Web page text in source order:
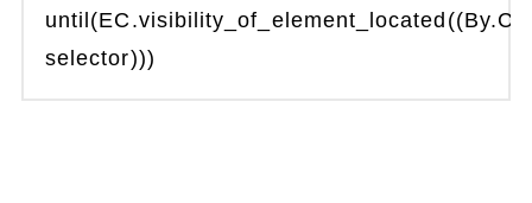
selector)))